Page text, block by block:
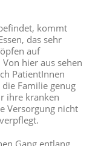
kommt
das sehr
auf
hier aus sehen
PatientInnen
Familie genug
ihre kranken
Versorgung nicht